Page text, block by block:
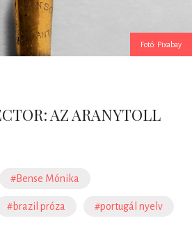
Fotó: Pixabay
AZ ARANYTOLL
#Bense Mónika
#brazil próza #portugál nyelv